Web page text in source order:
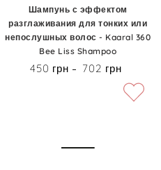
Шампунь с эффектом
разглаживания для тонких или
непослушных волос - Kaaral 360
Bee Liss Shampoo
Цена
450 грн 702 грн